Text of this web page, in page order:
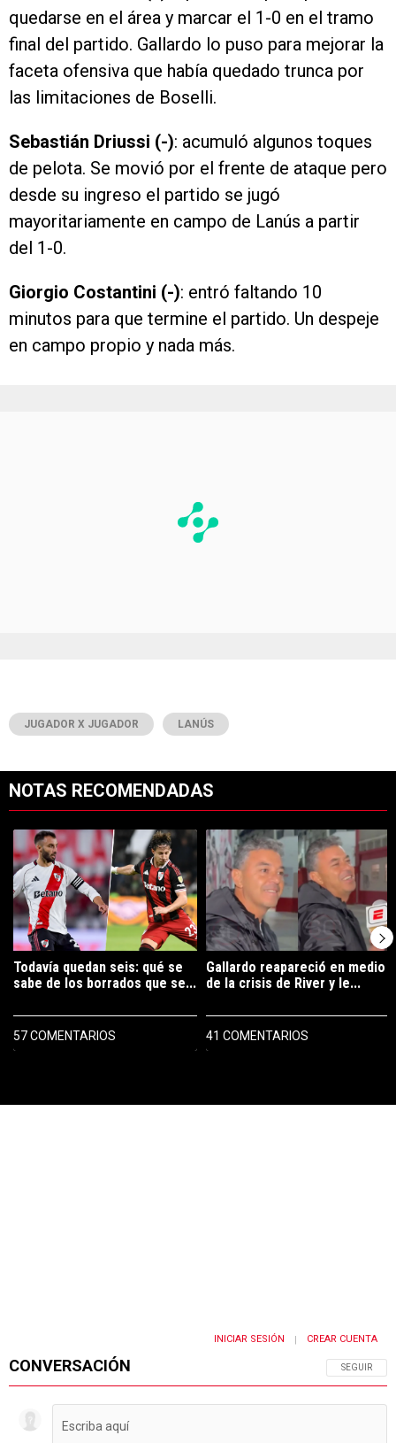
quedarse en el área y marcar el 1-0 en el tramo
final del partido. Gallardo lo puso para mejorar la
faceta ofensiva que había quedado trunca por
las limitaciones de Boselli.
Sebastián Driussi (-): acumuló algunos toques
de pelota. Se movió por el frente de ataque pero
desde su ingreso el partido se jugó
mayoritariamente en campo de Lanús a partir
del 1-0.
Giorgio Costantini (-): entró faltando 10
minutos para que termine el partido. Un despeje
en campo propio y nada más.
JUGADOR X JUGADOR LANÚS
NOTAS RECOMENDADAS
Un artículo de tendencia con el título "Todavía quedan seis: qué se
Todavía quedan seis: qué se
sabe de los borrados que se...
57 COMENTARIOS
Un artículo de tendencia con el
Gallardo reapareció en medio
de la crisis de River y le...
41 COMENTARIOS
CONVERSACIÓN SIGA ESTA
SEGUIR
INICIAR SESIÓN | CREAR CUENTA